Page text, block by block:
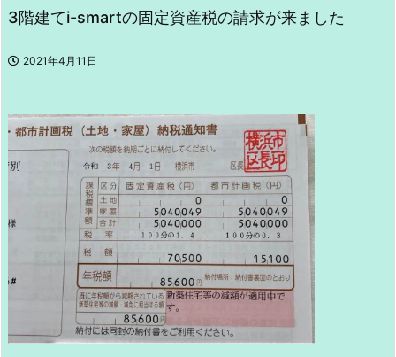
3階建てi-smartの固定資産税の請求が来ました
2021年4月11日